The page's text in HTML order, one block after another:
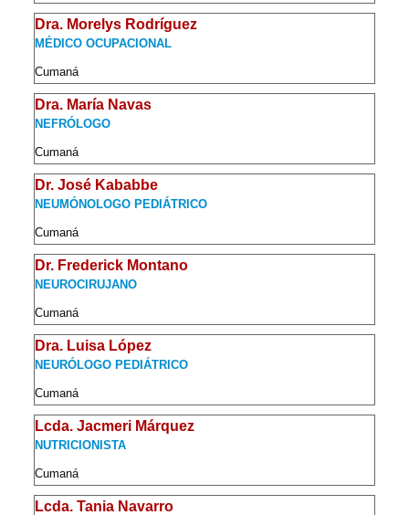
Dra. Morelys Rodríguez
MÉDICO OCUPACIONAL
Cumaná
Dra. María Navas
NEFRÓLOGO
Cumaná
Dr. José Kababbe
NEUMÓNOLOGO PEDIÁTRICO
Cumaná
Dr. Frederick Montano
NEUROCIRUJANO
Cumaná
Dra. Luisa López
NEURÓLOGO PEDIÁTRICO
Cumaná
Lcda. Jacmeri Márquez
NUTRICIONISTA
Cumaná
Lcda. Tania Navarro